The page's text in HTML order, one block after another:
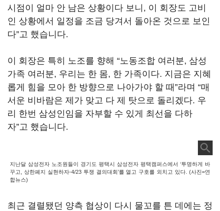
시점이 얼마 안 남은 상황이다 보니, 이 회장도 고비
인 상황에서 일정을 조금 당겨서 돌아온 것으로 보인
다”고 했습니다.
이 회장은 특히 노조를 향해 “노동조합 여러분, 삼성
가족 여러분, 우리는 한 몸, 한 가족이다. 지금은 지혜
롭게 힘을 모아 한 방향으로 나아가야 할 때”라며 “매
서운 비바람은 제가 맞고 다 제 탓으로 돌리겠다. 우
리 한번 삼성인임을 자부할 수 있게 최선을 다하
자”고 했습니다.
지난달 삼성전자 노조원들이 경기도 평택시 삼성전자 평택캠퍼스에서 ‘투명하게 바
꾸고, 상한폐지 실현하자-4/23 투쟁 결의대회’를 열고 구호를 외치고 있다. (사진=연
합뉴스)
최근 결렬됐던 양측 협상이 다시 물꼬를 튼 데에는 정